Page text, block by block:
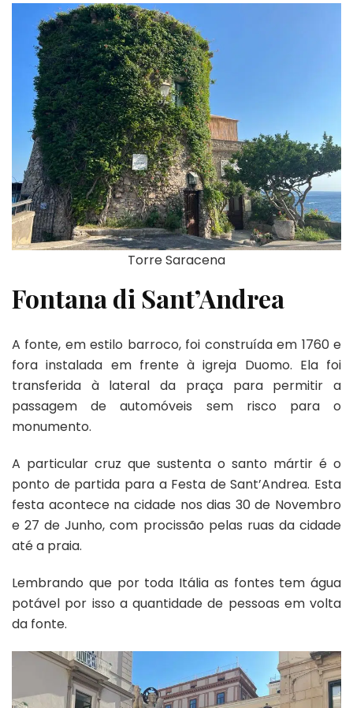
Torre Saracena
Fontana di Sant’Andrea
A fonte, em estilo barroco, foi construída em 1760 e
fora instalada em frente à igreja Duomo. Ela foi
transferida à lateral da praça para permitir a
passagem de automóveis sem risco para o
monumento.
A particular cruz que sustenta o santo mártir é o
ponto de partida para a Festa de Sant’Andrea. Esta
festa acontece na cidade nos dias 30 de Novembro
e 27 de Junho, com procissão pelas ruas da cidade
até a praia.
Lembrando que por toda Itália as fontes tem água
potável por isso a quantidade de pessoas em volta
da fonte.